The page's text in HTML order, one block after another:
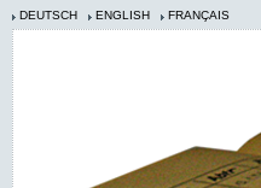
DEUTSCH ENGLISH FRANÇAIS